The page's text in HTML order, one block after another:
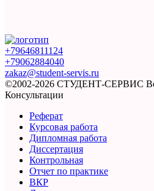
+79646811124
+79062884040
zakaz@student-servis.ru
©2002-2026 СТУДЕНТ-СЕРВИС
Консультации
Реферат
Курсовая работа
Дипломная работа
Диссертация
Контрольная
Отчет по практике
ВКР